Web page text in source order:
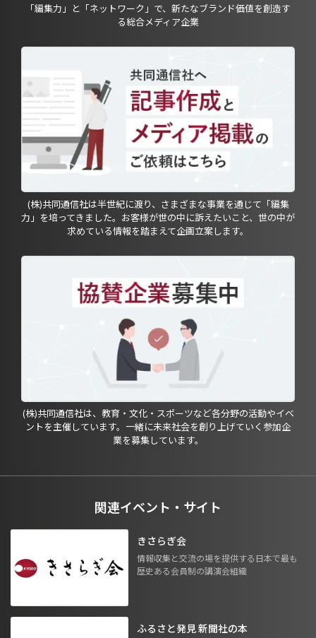
「編集力」と「ネットワーク」で、新たなブランド価値を創造す
る総合メディア企業
(株)共同通信社は半世紀に渡り、さまざまな事業を通じて「編集
力」を培ってきました。お客様が世の中に訴えたいこと、世の中が
求めている情報を踏まえて企画立案します。
(株)共同通信社は、教育・文化・スポーツなど各分野の活動やイベ
ントを主催しています。一緒に未来社会を創り上げていく参加企
業を募集しています。
関連イベント・サイト
きさらぎ会
情報収集と交流の場を提供する日本で最も
歴史ある会員制の講演会組織
ふるさと発見 新聞社の本